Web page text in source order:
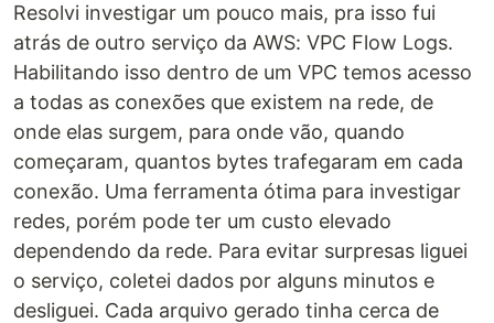
Resolvi investigar um pouco mais, pra isso fui
atrás de outro serviço da AWS: VPC Flow Logs.
Habilitando isso dentro de um VPC temos acesso
a todas as conexões que existem na rede, de
onde elas surgem, para onde vão, quando
começaram, quantos bytes trafegaram em cada
conexão. Uma ferramenta ótima para investigar
redes, porém pode ter um custo elevado
dependendo da rede. Para evitar surpresas liguei
o serviço, coletei dados por alguns minutos e
desliguei. Cada arquivo gerado tinha cerca de